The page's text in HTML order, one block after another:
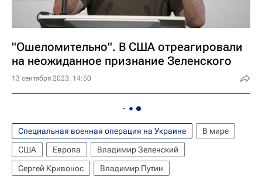
"Ошеломительно". В США отреагировали
на неожиданное признание Зеленского
13 сентября 2023, 14:50
Специальная военная операция на Украине
В мире
США
Европа
Владимир Зеленский
Сергей Кривонос
Владимир Путин